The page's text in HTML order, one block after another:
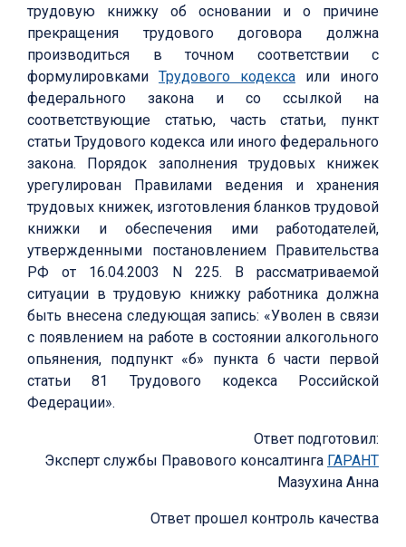
трудовую книжку об основании и о причине
прекращения трудового договора должна
производиться в точном соответствии с
формулировками Трудового кодекса или иного
федерального закона и со ссылкой на
соответствующие статью, часть статьи, пункт
статьи Трудового кодекса или иного федерального
закона. Порядок заполнения трудовых книжек
урегулирован Правилами ведения и хранения
трудовых книжек, изготовления бланков трудовой
книжки и обеспечения ими работодателей,
утвержденными постановлением Правительства
РФ от 16.04.2003 N 225. В рассматриваемой
ситуации в трудовую книжку работника должна
быть внесена следующая запись: «Уволен в связи
с появлением на работе в состоянии алкогольного
опьянения, подпункт «б» пункта 6 части первой
статьи 81 Трудового кодекса Российской
Федерации».
Ответ подготовил:
Эксперт службы Правового консалтинга ГАРАНТ
Мазухина Анна
Ответ прошел контроль качества